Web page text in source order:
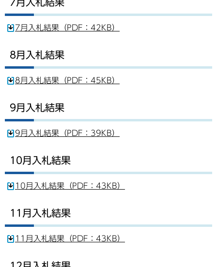
7月入札結果（PDF：42KB）
8月入札結果
8月入札結果（PDF：45KB）
9月入札結果
9月入札結果（PDF：39KB）
10月入札結果
10月入札結果（PDF：43KB）
11月入札結果
11月入札結果（PDF：43KB）